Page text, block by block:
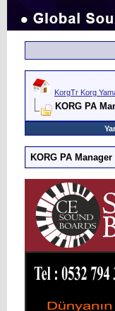
KorgTr Korg
KORG PA
KORG PA Manager